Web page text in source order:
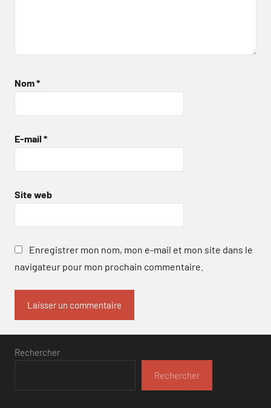
Nom*
E-mail *
Site web
Enregistrer mon nom, mon e-mail et mon site dans le
navigateur pour mon prochain commentaire.
Rechercher
Rechercher